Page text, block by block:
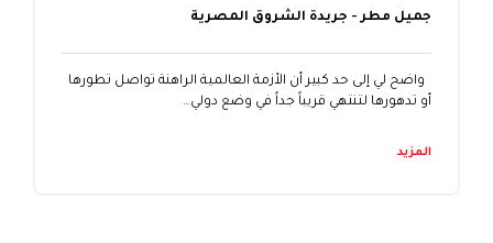
جميل مطر - جريدة الشروق المصرية
واضح لي إلى حد كبير أن الأزمة العالمية الراهنة تواصل تطورها
أو تدهورها لتنتهي قريباً جداً في وضع دولي…
المزيد